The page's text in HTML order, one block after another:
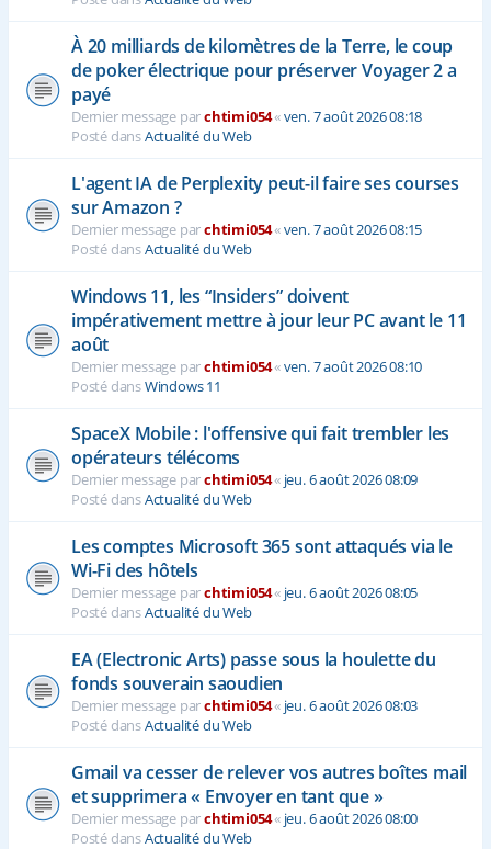
À 20 milliards de kilomètres de la Terre, le coup
de poker électrique pour préserver Voyager 2 a
payé
Dernier message parchtimi054«ven. 7 août 2026 08:18
Posté dansActualité du Web
L'agent IA de Perplexity peut-il faire ses courses
sur Amazon ?
Dernier message parchtimi054«ven. 7 août 2026 08:15
Posté dansActualité du Web
Windows 11, les “Insiders” doivent
impérativement mettre à jour leur PC avant le 11
août
Dernier message parchtimi054«ven. 7 août 2026 08:10
Posté dansWindows 11
SpaceX Mobile : l'offensive qui fait trembler les
opérateurs télécoms
Dernier message parchtimi054« jeu. 6 août 2026 08:09
Posté dansActualité du Web
Les comptes Microsoft 365 sont attaqués via le
Wi-Fi des hôtels
Dernier message parchtimi054« jeu. 6 août 2026 08:05
Posté dansActualité du Web
EA (Electronic Arts) passe sous la houlette du
fonds souverain saoudien
Dernier message parchtimi054« jeu. 6 août 2026 08:03
Posté dansActualité du Web
Gmail va cesser de relever vos autres boîtes mail
et supprimera « Envoyer en tant que »
Dernier message parchtimi054« jeu. 6 août 2026 08:00
Posté dansActualité du Web